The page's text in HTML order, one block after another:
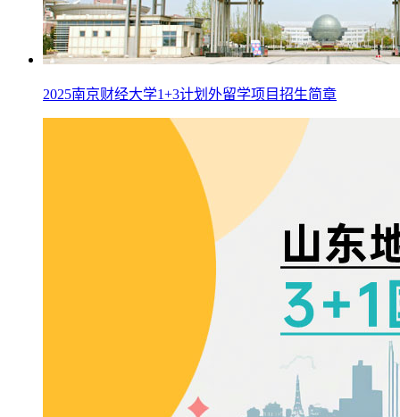
2025南京财经大学1+3计划外留学项目招生简章